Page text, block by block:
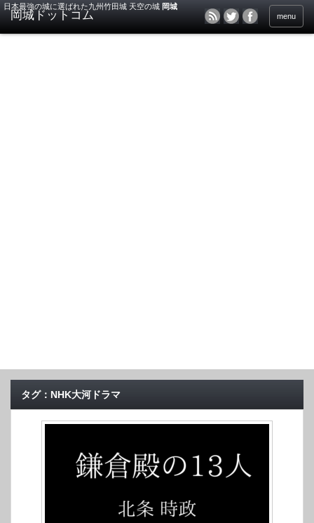
日本最強の城に選ばれた九州竹田城 天空の城 岡城
menu
タグ：NHK大河ドラマ